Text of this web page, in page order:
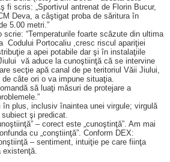
fi scris: „Sportivul antrenat de Florin Bucur,
Deva, a câştigat proba de săritura în
5.00 metri.”
scrie: “Temperaturile foarte scăzute din ultima
Portocaliu ,cresc riscul apariţiei
a apei potabile dar şi în instalaţiile
vă aduce la cunoştiinţă că se intervine
secţie apă canal de pe teritoriul Văii Jiului,
câte ori o va impune situaţia.
să luaţi măsuri de protejare a
în plus, inclusiv înaintea unei virgule; virgulă
şi predicat.
– corect este „cunoştinţă”. Am mai
cu „conştiinţă”. Conform DEX:
– sentiment, intuiţie pe care fiinţa
existenţă.